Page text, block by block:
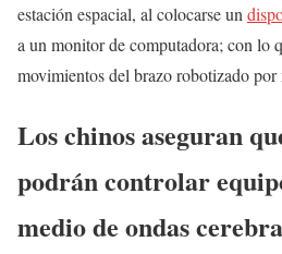
estación espacial, al colocarse un
a un monitor de computadora; con lo
movimientos del brazo robotizado por
Los chinos aseguran
podrán controlar
medio de ondas